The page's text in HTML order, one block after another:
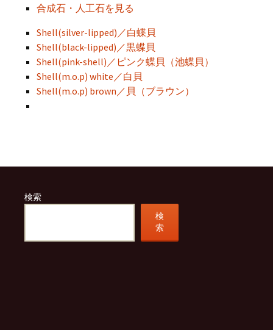
合成石・人工石を見る
Shell(silver-lipped)／白蝶貝
Shell(black-lipped)／黒蝶貝
Shell(pink-shell)／ピンク蝶貝（池蝶貝）
Shell(m.o.p) white／白貝
Shell(m.o.p) brown／貝（ブラウン）
検索
検
索